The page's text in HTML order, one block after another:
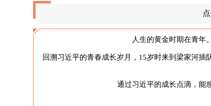
人生的黄金时期在青年
回溯习近平的青春成长岁月，15岁时来到梁家河
通过习近平的成长点滴，能